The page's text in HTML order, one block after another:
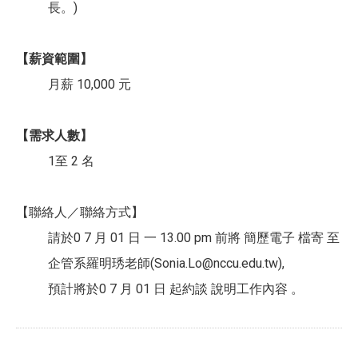
長。)
【薪資範圍】
月薪 10,000 元
【需求人數】
1至 2 名
【聯絡人／聯絡方式】
請於0 7 月 01 日 一 13.00 pm 前將 簡歷電子 檔寄 至
企管系羅明琇老師(Sonia.Lo@nccu.edu.tw),
預計將於0 7 月 01 日 起約談 說明工作內容 。